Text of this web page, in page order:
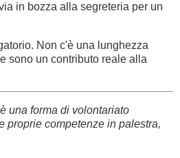
in bozza alla segreteria per un
Non c'è una lunghezza
sono un contributo reale alla
una forma di volontariato
proprie competenze in palestra,